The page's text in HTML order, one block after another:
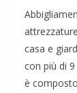
casa e
con più di
è